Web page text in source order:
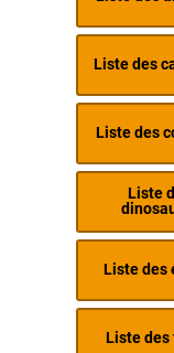
Liste des
Liste des
Liste
Liste des
Liste des